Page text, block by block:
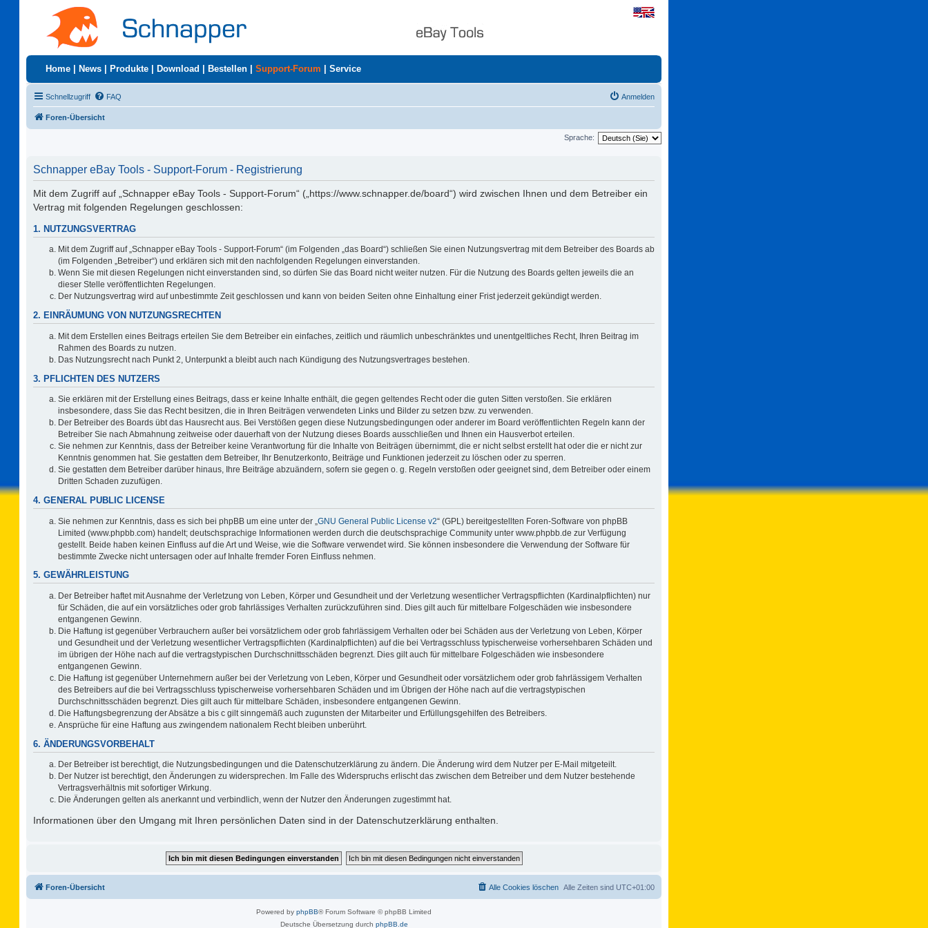
Home News Produkte Download Bestellen Support-Forum Service
Schnellzugriff FAQ Anmelden
Foren-Übersicht
Sprache:
Schnapper eBay Tools - Support-Forum - Registrierung
Mit dem Zugriff auf „Schnapper eBay Tools - Support-Forum“ („https://www.schnapper.de/board“) wird zwischen Ihnen und dem Betreiber ein
Vertrag mit folgenden Regelungen geschlossen:
1. NUTZUNGSVERTRAG
Mit dem Zugriff auf „Schnapper eBay Tools - Support-Forum“ (im Folgenden „das Board“) schließen Sie einen Nutzungsvertrag mit dem Betreiber des Boards ab
(im Folgenden „Betreiber“) und erklären sich mit den nachfolgenden Regelungen einverstanden.
Wenn Sie mit diesen Regelungen nicht einverstanden sind, so dürfen Sie das Board nicht weiter nutzen. Für die Nutzung des Boards gelten jeweils die an
dieser Stelle veröffentlichten Regelungen.
Der Nutzungsvertrag wird auf unbestimmte Zeit geschlossen und kann von beiden Seiten ohne Einhaltung einer Frist jederzeit gekündigt werden.
2. EINRÄUMUNG VON NUTZUNGSRECHTEN
Mit dem Erstellen eines Beitrags erteilen Sie dem Betreiber ein einfaches, zeitlich und räumlich unbeschränktes und unentgeltliches Recht, Ihren Beitrag im
Rahmen des Boards zu nutzen.
Das Nutzungsrecht nach Punkt 2, Unterpunkt a bleibt auch nach Kündigung des Nutzungsvertrages bestehen.
3. PFLICHTEN DES NUTZERS
Sie erklären mit der Erstellung eines Beitrags, dass er keine Inhalte enthält, die gegen geltendes Recht oder die guten Sitten verstoßen. Sie erklären
insbesondere, dass Sie das Recht besitzen, die in Ihren Beiträgen verwendeten Links und Bilder zu setzen bzw. zu verwenden.
Der Betreiber des Boards übt das Hausrecht aus. Bei Verstößen gegen diese Nutzungsbedingungen oder anderer im Board veröffentlichten Regeln kann der
Betreiber Sie nach Abmahnung zeitweise oder dauerhaft von der Nutzung dieses Boards ausschließen und Ihnen ein Hausverbot erteilen.
Sie nehmen zur Kenntnis, dass der Betreiber keine Verantwortung für die Inhalte von Beiträgen übernimmt, die er nicht selbst erstellt hat oder die er nicht zur
Kenntnis genommen hat. Sie gestatten dem Betreiber, Ihr Benutzerkonto, Beiträge und Funktionen jederzeit zu löschen oder zu sperren.
Sie gestatten dem Betreiber darüber hinaus, Ihre Beiträge abzuändern, sofern sie gegen o. g. Regeln verstoßen oder geeignet sind, dem Betreiber oder einem
Dritten Schaden zuzufügen.
4. GENERAL PUBLIC LICENSE
Sie nehmen zur Kenntnis, dass es sich bei phpBB um eine unter der „ GNU General Public License v2“ (GPL) bereitgestellten Foren-Software von phpBB
Limited (www.phpbb.com) handelt; deutschsprachige Informationen werden durch die deutschsprachige Community unter www.phpbb.de zur Verfügung
gestellt. Beide haben keinen Einfluss auf die Art und Weise, wie die Software verwendet wird. Sie können insbesondere die Verwendung der Software für
bestimmte Zwecke nicht untersagen oder auf Inhalte fremder Foren Einfluss nehmen.
5. GEWÄHRLEISTUNG
Der Betreiber haftet mit Ausnahme der Verletzung von Leben, Körper und Gesundheit und der Verletzung wesentlicher Vertragspflichten (Kardinalpflichten) nur
für Schäden, die auf ein vorsätzliches oder grob fahrlässiges Verhalten zurückzuführen sind. Dies gilt auch für mittelbare Folgeschäden wie insbesondere
entgangenen Gewinn.
Die Haftung ist gegenüber Verbrauchern außer bei vorsätzlichem oder grob fahrlässigem Verhalten oder bei Schäden aus der Verletzung von Leben, Körper
und Gesundheit und der Verletzung wesentlicher Vertragspflichten (Kardinalpflichten) auf die bei Vertragsschluss typischerweise vorhersehbaren Schäden und
im übrigen der Höhe nach auf die vertragstypischen Durchschnittsschäden begrenzt. Dies gilt auch für mittelbare Folgeschäden wie insbesondere
entgangenen Gewinn.
Die Haftung ist gegenüber Unternehmern außer bei der Verletzung von Leben, Körper und Gesundheit oder vorsätzlichem oder grob fahrlässigem Verhalten
des Betreibers auf die bei Vertragsschluss typischerweise vorhersehbaren Schäden und im Übrigen der Höhe nach auf die vertragstypischen
Durchschnittsschäden begrenzt. Dies gilt auch für mittelbare Schäden, insbesondere entgangenen Gewinn.
Die Haftungsbegrenzung der Absätze a bis c gilt sinngemäß auch zugunsten der Mitarbeiter und Erfüllungsgehilfen des Betreibers.
Ansprüche für eine Haftung aus zwingendem nationalem Recht bleiben unberührt.
6. ÄNDERUNGSVORBEHALT
Der Betreiber ist berechtigt, die Nutzungsbedingungen und die Datenschutzerklärung zu ändern. Die Änderung wird dem Nutzer per E-Mail mitgeteilt.
Der Nutzer ist berechtigt, den Änderungen zu widersprechen. Im Falle des Widerspruchs erlischt das zwischen dem Betreiber und dem Nutzer bestehende
Vertragsverhältnis mit sofortiger Wirkung.
Die Änderungen gelten als anerkannt und verbindlich, wenn der Nutzer den Änderungen zugestimmt hat.
Informationen über den Umgang mit Ihren persönlichen Daten sind in der Datenschutzerklärung enthalten.
Foren-Übersicht Alle Zeiten sind UTC+01:00
Alle Cookies löschen
Powered by phpBB® Forum Software © phpBB Limited
Deutsche Übersetzung durch phpBB.de